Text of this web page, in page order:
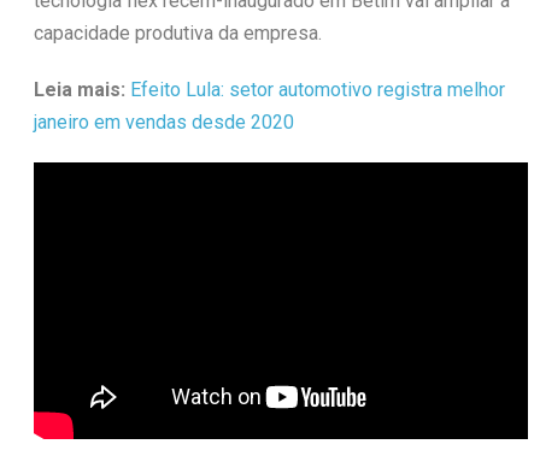
capacidade produtiva da empresa.
Leia mais: Efeito Lula: setor automotivo registra melhor
janeiro em vendas desde 2020